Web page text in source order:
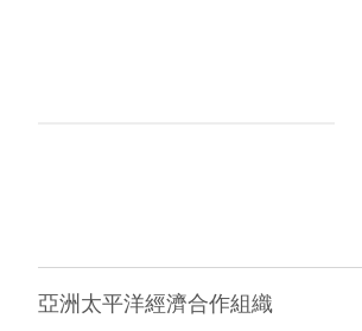
亞洲太平洋經濟合作組織